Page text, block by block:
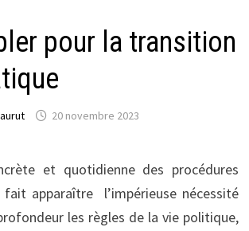
pour la transition
20 novembre 2023
et quotidienne des procédures
fait apparaître
l’impérieuse nécessité
les règles de la vie politique,